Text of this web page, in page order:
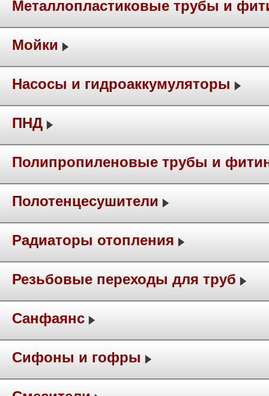
Металлопластиковые трубы и
Мойки
Насосы и гидроаккумуляторы
ПНД
Полипропиленовые трубы и
Полотенцесушители
Радиаторы отопления
Резьбовые переходы для труб
Санфаянс
Сифоны и гофры